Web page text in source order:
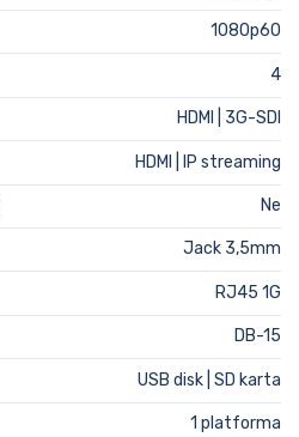
1080p60
4
HDMI | 3G-SDI
HDMI | IP streaming
Ne
Jack 3,5mm
RJ45 1G
DB-15
USB disk | SD karta
1 platforma